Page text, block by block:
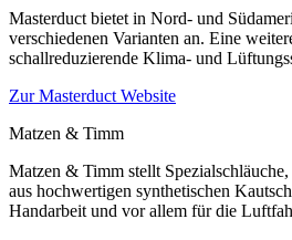
Masterduct bietet in Nord- und
verschiedenen Varianten an. Eine
schallreduzierende Klima- und
Zur Masterduct Website
Matzen & Timm
Matzen & Timm stellt
aus hochwertigen synthetischen
Handarbeit und vor allem für die